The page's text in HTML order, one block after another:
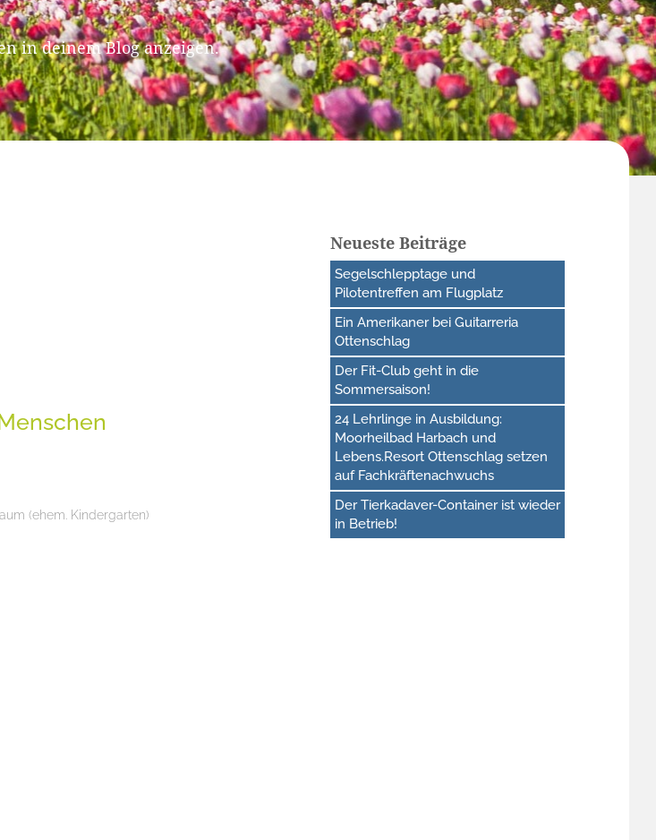
in deinem Blog anzeigen.
(ehem. Kindergarten)
Neueste Beiträge
Segelschlepptage und
Pilotentreffen am Flugplatz
Ein Amerikaner bei Guitarreria
Ottenschlag
Der Fit-Club geht in die
Sommersaison!
24 Lehrlinge in Ausbildung:
Moorheilbad Harbach und
Lebens.Resort Ottenschlag setzen
auf Fachkräftenachwuchs
Der Tierkadaver-Container ist wieder
in Betrieb!